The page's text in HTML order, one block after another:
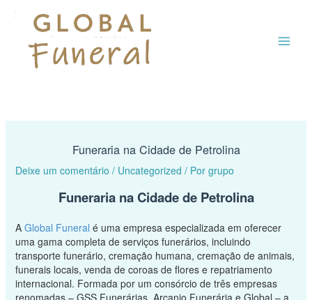
para
conteúdo
Funeraria na Cidade de Petrolina
Deixe um comentário / Uncategorized / Por grupo
Funeraria na Cidade de Petrolina
A Global Funeral é uma empresa especializada em oferecer
uma gama completa de serviços funerários, incluindo
transporte funerário, cremação humana, cremação de animais,
funerais locais, venda de coroas de flores e repatriamento
internacional. Formada por um consórcio de três empresas
renomadas – GSS Funerárias, Arcanjo Funerária e Global – a